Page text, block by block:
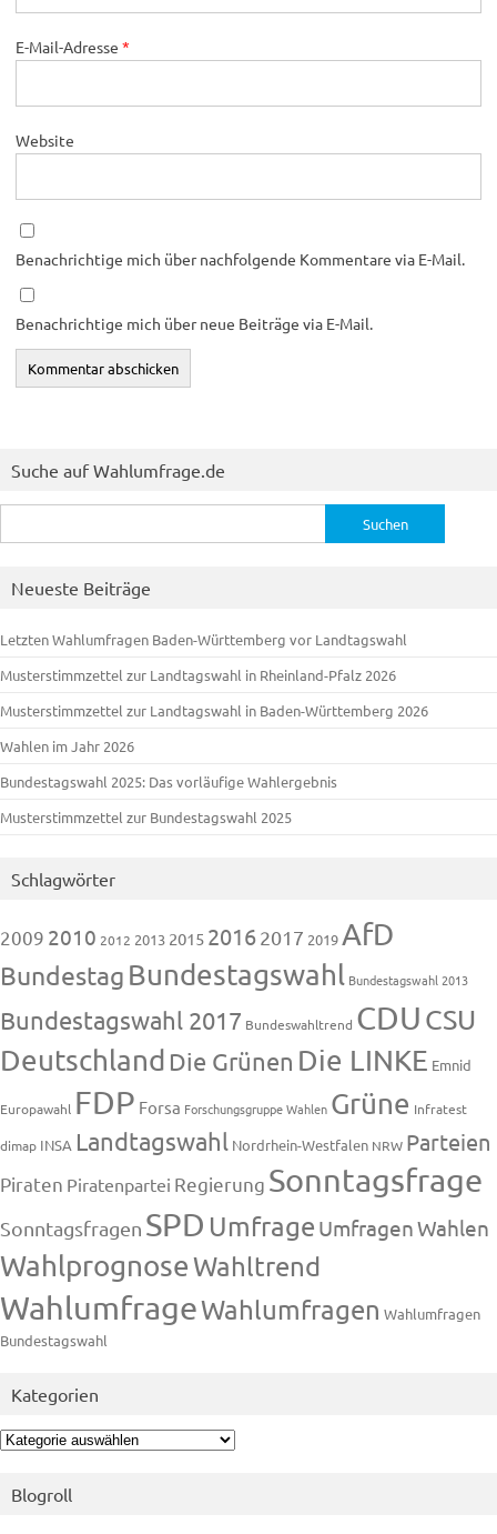
E-Mail-Adresse *
Website
Benachrichtige mich über nachfolgende Kommentare via E-Mail.
Benachrichtige mich über neue Beiträge via E-Mail.
Suche auf Wahlumfrage.de
nach:
Neueste Beiträge
Letzten Wahlumfragen Baden-Württemberg vor Landtagswahl
Musterstimmzettel zur Landtagswahl in Rheinland-Pfalz 2026
Musterstimmzettel zur Landtagswahl in Baden-Württemberg 2026
Wahlen im Jahr 2026
Bundestagswahl 2025: Das vorläufige Wahlergebnis
Musterstimmzettel zur Bundestagswahl 2025
Schlagwörter
2009 2010 2012 2013 2015 20162017 2019AfD
Bundestag Bundestagswahl Bundestagswahl 2013
Bundestagswahl 2017 Bundeswahltrend CDUCSU
Deutschland Die Grünen Die LINKE Emnid
Europawahl FDP Forsa Forschungsgruppe Wahlen Grüne Infratest
dimap INSA Landtagswahl Nordrhein-Westfalen NRW Parteien
Piraten Piratenpartei Regierung Sonntagsfrage
Sonntagsfragen SPD Umfrage UmfragenWahlen
WahlprognoseWahltrend
WahlumfrageWahlumfragen Wahlumfragen
Bundestagswahl
Kategorien
Kategorien
Blogroll